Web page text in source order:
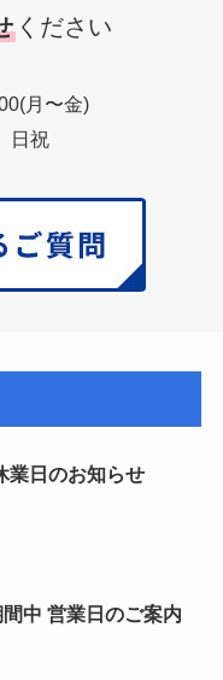
ください
月〜金)
日祝
業日のお知らせ
中 営業日のご案内